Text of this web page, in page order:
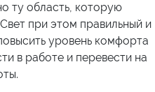
ту область, которую
при этом правильный и
уровень комфорта
в работе и перевести на